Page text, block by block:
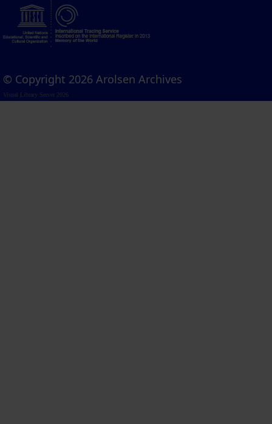
© Copyright 2026 Arolsen Archives
Visual Library Server 2026